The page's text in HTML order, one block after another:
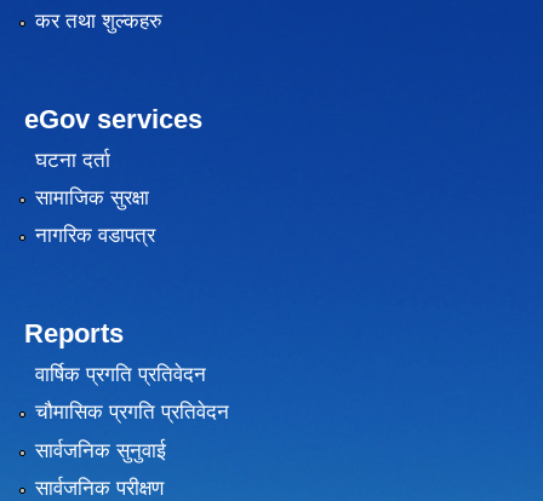
कर तथा शुल्कहरु
eGov services
घटना दर्ता
सामाजिक सुरक्षा
नागरिक वडापत्र
Reports
वार्षिक प्रगति प्रतिवेदन
चौमासिक प्रगति प्रतिवेदन
सार्वजनिक सुनुवाई
सार्वजनिक परीक्षण